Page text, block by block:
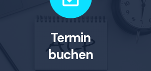
Termin
buchen